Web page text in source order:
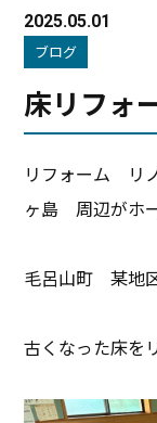
2025.05.01
ブログ
床リフォ
リフォーム
ヶ島 周辺がホ
毛呂山町 某地
古くなった床を